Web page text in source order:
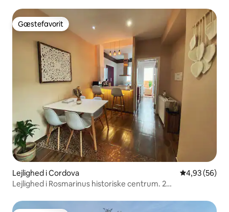
Gæstefavorit
Gæstefavorit
Lejlighed i Cordova 4,93 ud af 5 i
4,93 (56)
Lejlighed i Rosmarinus historiske centrum. 2